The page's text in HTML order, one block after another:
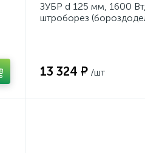
ЗУБР d 125 мм, 1600
штроборез
13 324 ₽ /шт